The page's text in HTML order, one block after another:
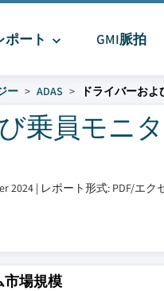
ポート GMI脈拍
ー ADAS ドライバーお
乗員モニ
2024 | レポート形式: PDF/エ
市場規模